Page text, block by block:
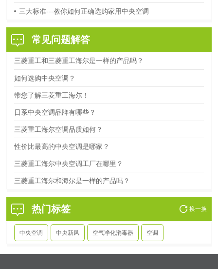
三大标准---教你如何正确选购家用中央空调
常见问题解答
三菱重工和三菱重工海尔是一样的产品吗？
如何选购中央空调？
带您了解三菱重工海尔！
日系中央空调品牌有哪些？
三菱重工海尔空调品质如何？
性价比最高的中央空调是哪家？
三菱重工海尔中央空调工厂在哪里？
三菱重工海尔和海尔是一样的产品吗？
热门标签
中央空调 中央新风 空气净化消毒器 空调